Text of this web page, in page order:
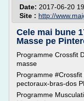
Date: 2017-06-20
Site : http://
Cele mai bune
Masse pe
Programme Crossfit
masse
Programme
pectoraux-bras-dos
Programme